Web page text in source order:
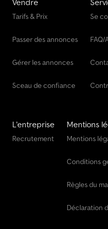
Vendre
Tarifs & Prix
Passer des annonces
Gérer les annonces
Sceau de confiance
Se
FAQ/
L'entreprise
Recrutement
Mentions
Mentions
Conditions
Règles du
Déclaration